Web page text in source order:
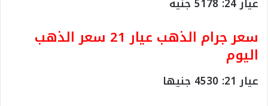
سعر جرام الذهب عيار 21 سعر الذهب
اليوم
عيار 21: 4530 جنيها